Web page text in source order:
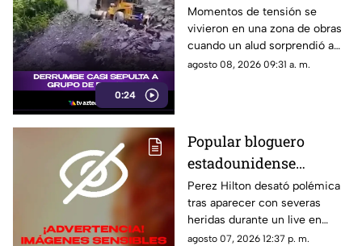
0:24
de milagro tras
aparatoso derrumbe de
tierra
Momentos de tensión se
vivieron en una zona de obras
cuando un alud sorprendió a
los presentes, quienes
agosto 08, 2026 09:31 a. m.
Popular bloguero
estadounidense
aparece con severas
heridas en un LIVE;
¿buscaba interacción?
Perez Hilton desató polémica
tras aparecer con severas
heridas durante un live en
TikTok. El video abrió un
agosto 07, 2026 12:37 p. m.